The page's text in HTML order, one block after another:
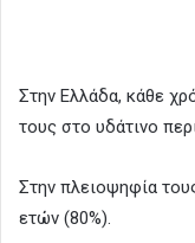
Στην Ελλάδα, κάθε
τους στο υδάτινο
Στην πλειοψηφία
ετών (80%).